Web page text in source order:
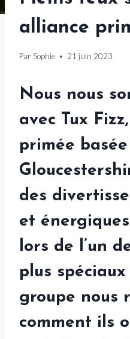
alliance
Par Sophie 21 juin 2023
Nous nous
avec Tux Fizz
primée
des
et
lors de l’un
plus
groupe nous
comment ils